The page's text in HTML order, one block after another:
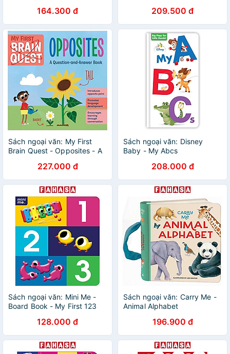
164.300 đ 209.500 đ
Sách ngoại văn: My First
Brain Quest - Opposites - A
227.000 đ
Sách ngoại văn: Disney
Baby - My Abcs
208.000 đ
Sách ngoại văn: Mini Me -
Board Book - My First 123
128.000 đ
Sách ngoại văn: Carry Me -
Animal Alphabet
196.900 đ